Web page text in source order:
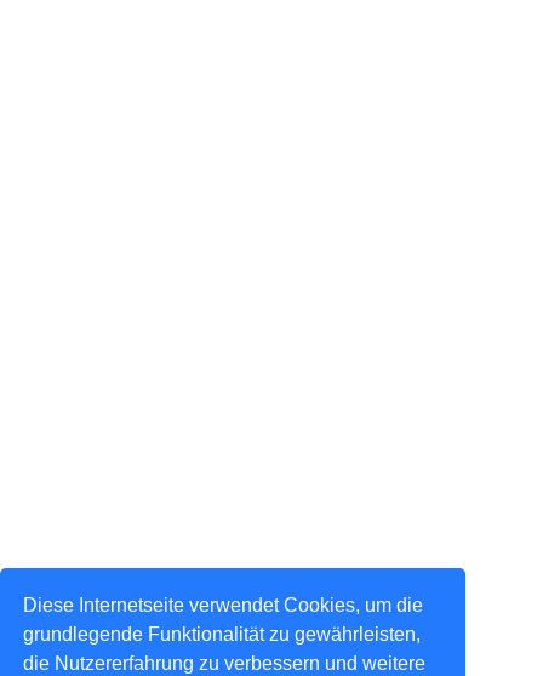
Diese Internetseite verwendet Cookies, um die
grundlegende Funktionalität zu gewährleisten,
die Nutzererfahrung zu verbessern und weitere